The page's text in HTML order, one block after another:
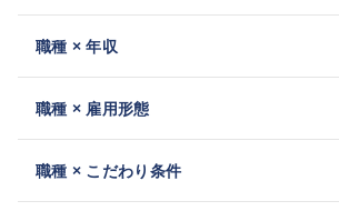
職種 × 年収
職種 × 雇用形態
職種 × こだわり条件